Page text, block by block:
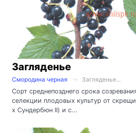
Загляденье
Смородина черная
Загляденье...
Сорт среднепозднего срока
селекции плодовых культур от
х Сундербюн II) и с...